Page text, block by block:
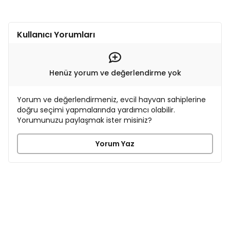
Kullanıcı Yorumları
Henüz yorum ve değerlendirme yok
Yorum ve değerlendirmeniz, evcil hayvan sahiplerine
doğru seçimi yapmalarında yardımcı olabilir.
Yorumunuzu paylaşmak ister misiniz?
Yorum Yaz